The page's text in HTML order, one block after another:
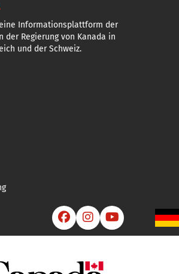
Informationsplattform der
der Regierung von Kanada in
und der Schweiz.
  